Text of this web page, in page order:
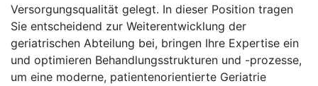
Versorgungsqualität gelegt. In dieser Position tragen
Sie entscheidend zur Weiterentwicklung der
geriatrischen Abteilung bei, bringen Ihre Expertise ein
und optimieren Behandlungsstrukturen und -prozesse,
um eine moderne, patientenorientierte Geriatrie